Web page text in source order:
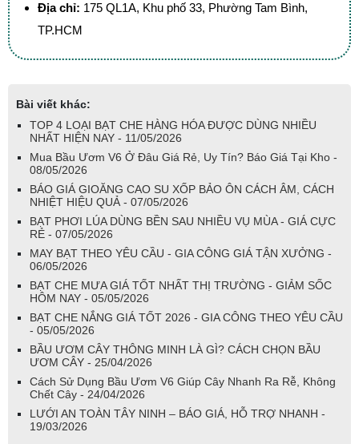
Địa chỉ: 175 QL1A, Khu phố 33, Phường Tam Bình,
TP.HCM
Bài viết khác:
TOP 4 LOẠI BẠT CHE HÀNG HÓA ĐƯỢC DÙNG NHIỀU
NHẤT HIỆN NAY - 11/05/2026
Mua Bầu Ươm V6 Ở Đâu Giá Rẻ, Uy Tín? Báo Giá Tại Kho -
08/05/2026
BÁO GIÁ GIOĂNG CAO SU XỐP BẢO ÔN CÁCH ÂM, CÁCH
NHIỆT HIỆU QUẢ - 07/05/2026
BẠT PHƠI LÚA DÙNG BỀN SAU NHIỀU VỤ MÙA - GIÁ CỰC
RẺ - 07/05/2026
MAY BẠT THEO YÊU CẦU - GIA CÔNG GIÁ TẬN XƯỞNG -
06/05/2026
BẠT CHE MƯA GIÁ TỐT NHẤT THỊ TRƯỜNG - GIẢM SỐC
HÔM NAY - 05/05/2026
BẠT CHE NẮNG GIÁ TỐT 2026 - GIA CÔNG THEO YÊU CẦU
- 05/05/2026
BẦU ƯƠM CÂY THÔNG MINH LÀ GÌ? CÁCH CHỌN BẦU
ƯƠM CÂY - 25/04/2026
Cách Sử Dụng Bầu Ươm V6 Giúp Cây Nhanh Ra Rễ, Không
Chết Cây - 24/04/2026
LƯỚI AN TOÀN TÂY NINH – BÁO GIÁ, HỖ TRỢ NHANH -
19/03/2026